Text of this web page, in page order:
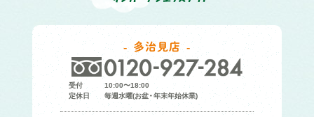
多治見店
受付
10:00〜18:00
定休日
毎週水曜(お盆・年末年始休業)